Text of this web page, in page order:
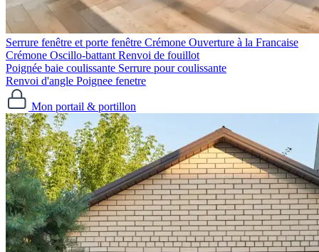
Serrure fenêtre et porte fenêtre
Crémone Ouverture à la Francaise
Crémone Oscillo-battant Renvoi de fouillot
Poignée baie coulissante Serrure pour coulissante
Renvoi d'angle Poignee fenetre
Mon portail & portillon